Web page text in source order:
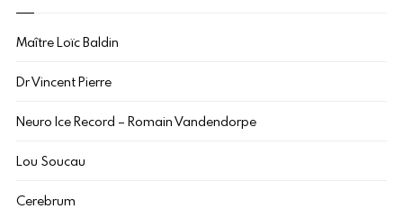
Maître Loïc Baldin
Dr Vincent Pierre
Neuro Ice Record – Romain Vandendorpe
Lou Soucau
Cerebrum